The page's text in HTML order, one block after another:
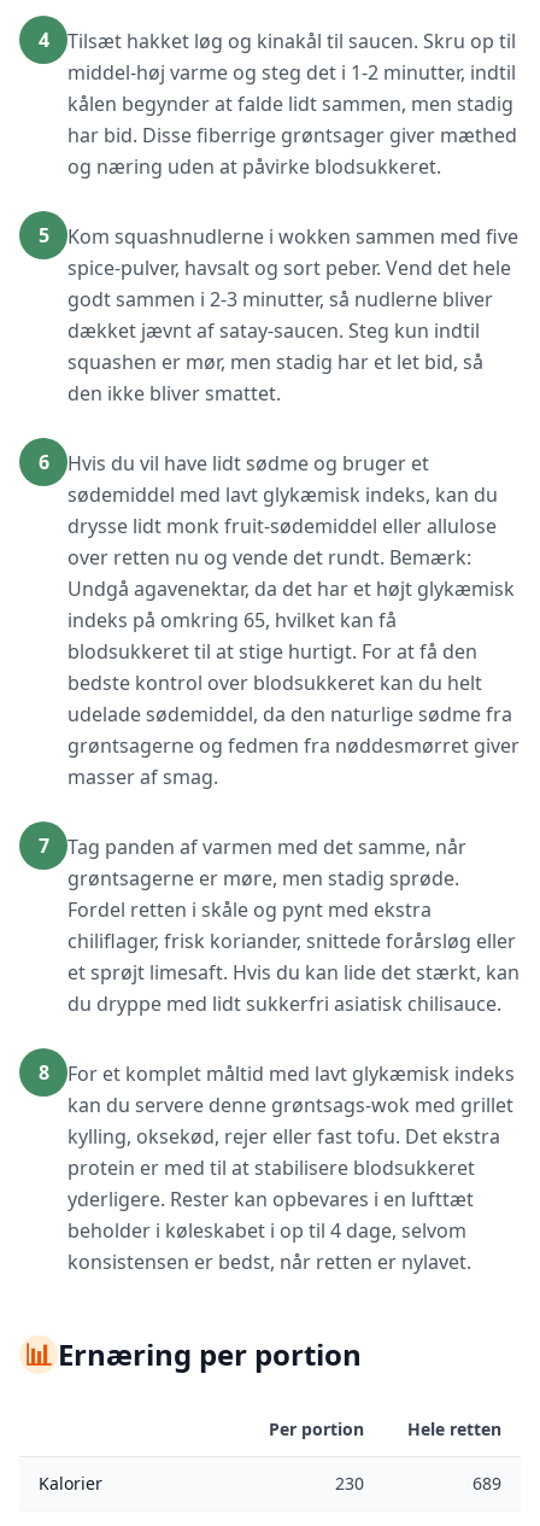
4
Tilsæt hakket løg og kinakål til saucen. Skru op til
middel-høj varme og steg det i 1-2 minutter, indtil
kålen begynder at falde lidt sammen, men stadig
har bid. Disse fiberrige grøntsager giver mæthed
og næring uden at påvirke blodsukkeret.
5
Kom squashnudlerne i wokken sammen med five
spice-pulver, havsalt og sort peber. Vend det hele
godt sammen i 2-3 minutter, så nudlerne bliver
dækket jævnt af satay-saucen. Steg kun indtil
squashen er mør, men stadig har et let bid, så
den ikke bliver smattet.
6
Hvis du vil have lidt sødme og bruger et
sødemiddel med lavt glykæmisk indeks, kan du
drysse lidt monk fruit-sødemiddel eller allulose
over retten nu og vende det rundt. Bemærk:
Undgå agavenektar, da det har et højt glykæmisk
indeks på omkring 65, hvilket kan få
blodsukkeret til at stige hurtigt. For at få den
bedste kontrol over blodsukkeret kan du helt
udelade sødemiddel, da den naturlige sødme fra
grøntsagerne og fedmen fra nøddesmørret giver
masser af smag.
7
Tag panden af varmen med det samme, når
grøntsagerne er møre, men stadig sprøde.
Fordel retten i skåle og pynt med ekstra
chiliflager, frisk koriander, snittede forårsløg eller
et sprøjt limesaft. Hvis du kan lide det stærkt, kan
du dryppe med lidt sukkerfri asiatisk chilisauce.
8
For et komplet måltid med lavt glykæmisk indeks
kan du servere denne grøntsags-wok med grillet
kylling, oksekød, rejer eller fast tofu. Det ekstra
protein er med til at stabilisere blodsukkeret
yderligere. Rester kan opbevares i en lufttæt
beholder i køleskabet i op til 4 dage, selvom
konsistensen er bedst, når retten er nylavet.
📊Ernæring per portion
Per portion Hele retten
Kalorier 230 689